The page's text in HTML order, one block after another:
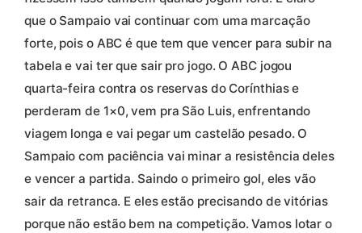
que o Sampaio vai continuar com uma marcação
forte, pois o ABC é que tem que vencer para subir na
tabela e vai ter que sair pro jogo. O ABC jogou
quarta-feira contra os reservas do Corínthias e
perderam de 1×0, vem pra São Luis, enfrentando
viagem longa e vai pegar um castelão pesado. O
Sampaio com paciência vai minar a resistência deles
e vencer a partida. Saindo o primeiro gol, eles vão
sair da retranca. E eles estão precisando de vitórias
porque não estão bem na competição. Vamos lotar o